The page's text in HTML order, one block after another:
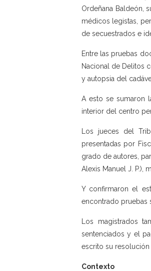
Ordeñana Baldeón,
médicos legistas,
de secuestrados e
Entre las pruebas
Nacional de Delitos
y autopsia del
A esto se sumaron
interior del centro
Los jueces del
presentadas por
grado de autores,
Alexis Manuel J. P.),
Y confirmaron el
encontrado pruebas
Los magistrados
sentenciados y el
escrito su resolución
Contexto